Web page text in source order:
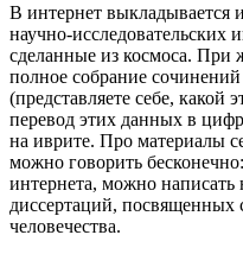
В интернет выкладывается
научно-исследовательских
сделанные из космоса. При
полное собрание
(представляете себе,
перевод этих данных в
на иврите. Про материалы
можно говорить
интернета, можно
диссертаций, посвященных
человечества.